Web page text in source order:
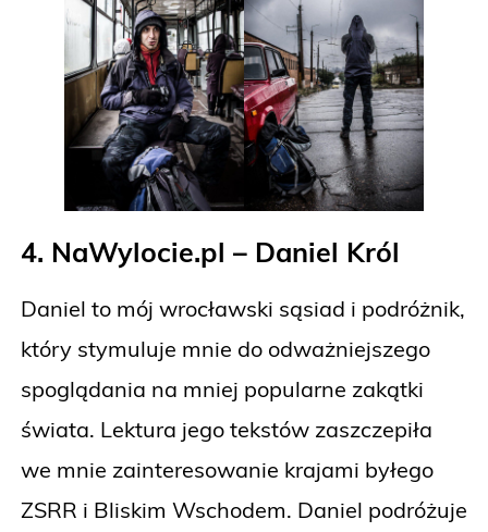
4. NaWylocie.pl – Daniel Król
Daniel to mój wrocławski sąsiad i podróżnik,
który stymuluje mnie do odważniejszego
spoglądania na mniej popularne zakątki
świata. Lektura jego tekstów zaszczepiła
we mnie zainteresowanie krajami byłego
ZSRR i Bliskim Wschodem. Daniel podróżuje